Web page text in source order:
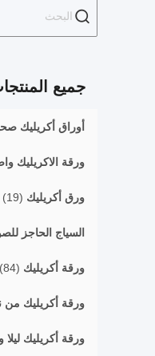
جميع
أوراق أكريليك
ورقة الاكريليك
ورق أكريليك lgp (19)
السياج الحاجز
ورقة أكريليك (84)
ورقة أكريليك من
ورقة أكريليك ليلا